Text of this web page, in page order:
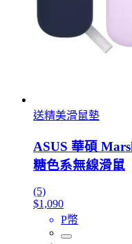
送精美滑鼠墊
ASUS 華碩
糖色系無線滑鼠
(5)
$1,090
P幣